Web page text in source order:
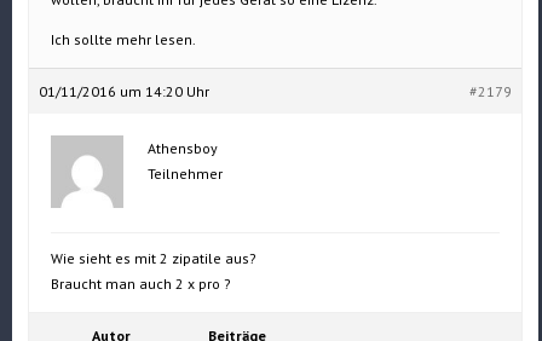
Ich sollte mehr lesen.
01/11/2016 um 14:20 Uhr #2179
Athensboy
Teilnehmer
Wie sieht es mit 2 zipatile aus?
Braucht man auch 2 x pro ?
Autor Beiträge